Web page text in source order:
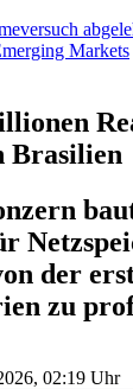
Markets
Brasilien
der
zu
02:19 Uhr